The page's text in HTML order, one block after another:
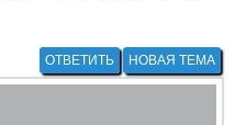
ОТВЕТИТЬ НОВАЯ ТЕМА